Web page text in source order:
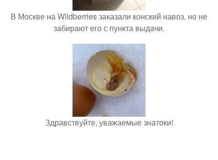
В Москве на Wildberries заказали конский навоз, но не
забирают его с пункта выдачи.
Здравствуйте, уважаемые знатоки!